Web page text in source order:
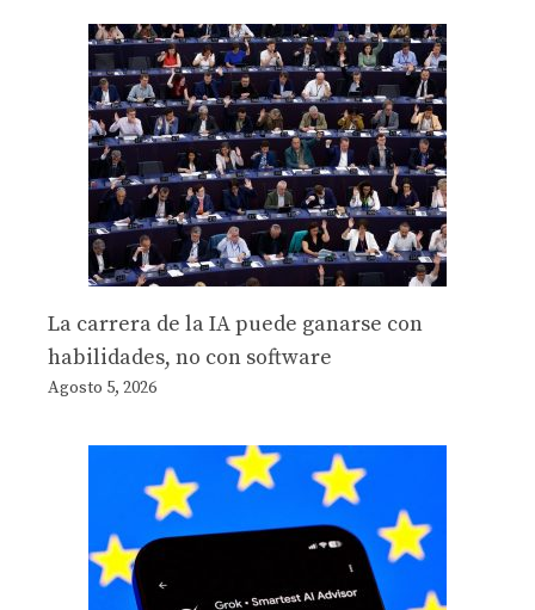
La carrera de la IA puede ganarse con
habilidades, no con software
Agosto 5, 2026